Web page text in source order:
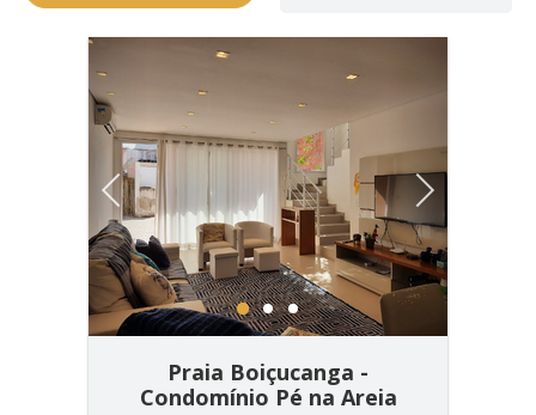
Previous Next
1 2 3
Praia Boiçucanga -
Condomínio Pé na Areia